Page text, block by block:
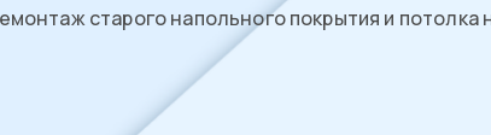
старого напольного покрытия и потолка